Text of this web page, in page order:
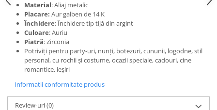
Material: Aliaj metalic
Placare: Aur galben de 14 K
Închidere: Închidere tip tijă din argint
Culoare: Auriu
Piatră: Zirconia
Potriviți pentru party-uri, nunți, botezuri, cununii, logodne, stil
personal, cu rochii și costume, ocazii speciale, cadouri, cine
romantice, ieșiri
Informatii conformitate produs
Review-uri(0)